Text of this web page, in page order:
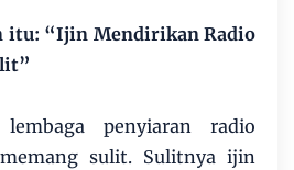
itu: “Ijin Mendirikan Radio
penyiaran radio
sulit. Sulitnya ijin